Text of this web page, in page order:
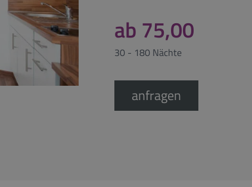
ab 75,00
30 - 180 Nächte
anfragen